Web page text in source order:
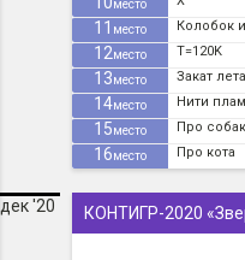
дек '20
место
11 место Колобок
12место T=120K
13место Закат лета
14место Нити
15место Про
16место Про кота
КОНТИГР-2020